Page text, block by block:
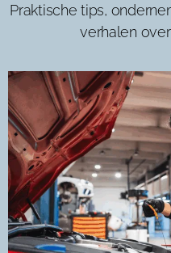
Praktische tips,
verhalen